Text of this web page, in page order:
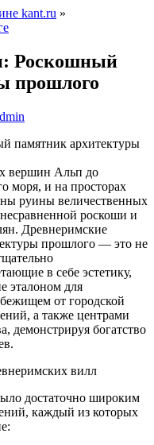
kant.ru »
Роскошный
прошлого
вершин Альп до
моря, и на просторах
руины величественных
роскоши и
Древнеримские
прошлого — это не
в себе эстетику,
эталоном для
от городской
а также центрами
демонстрируя богатство
вилл
достаточно широким
каждый из которых